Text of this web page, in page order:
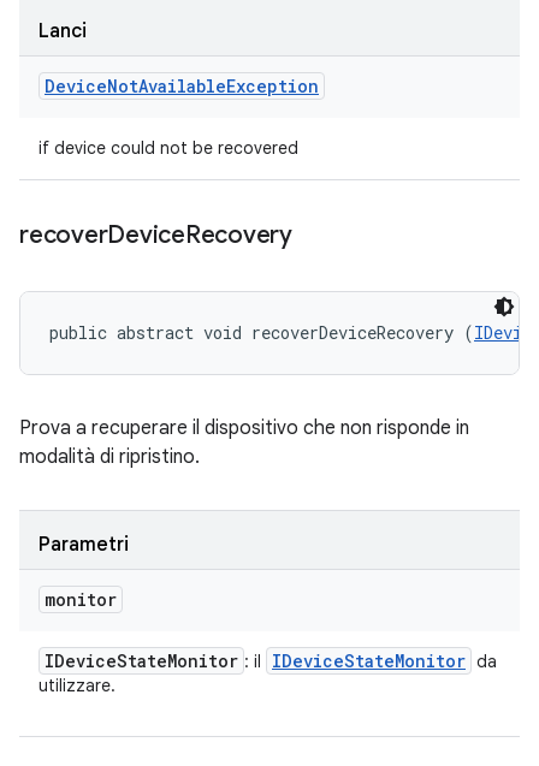
Lanci
DeviceNotAvailableException
if device could not be recovered
recoverDeviceRecovery
public abstract void recoverDeviceRecovery (
Prova a recuperare il dispositivo che non risponde in
modalità di ripristino.
Parametri
monitor
IDeviceStateMonitor : il IDeviceStateMonitor da
utilizzare.